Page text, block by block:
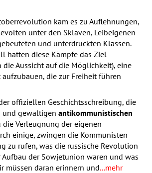
kam es zu Auflehnungen,
unter den Sklaven, Leibeigenen
und unterdrückten Klassen.
hatten diese Kämpfe das Ziel
die Aussicht auf die Möglichkeit), eine
die zur Freiheit führen
offiziellen Geschichtsschreibung, die
und gewaltigen antikommunistischen
die Verleugnung der eigenen
einige, zwingen die Kommunisten
zu rufen, was die russische Revolution
der Sowjetunion waren und was
müssen daran erinnern und...mehr